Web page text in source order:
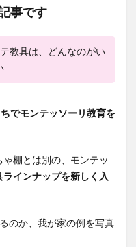
事です
教具は、どんなのがい
でモンテッソーリ教育を
ゃ棚とは別の、モンテッ
ラインナップを新しく入
のか、我が家の例を写真